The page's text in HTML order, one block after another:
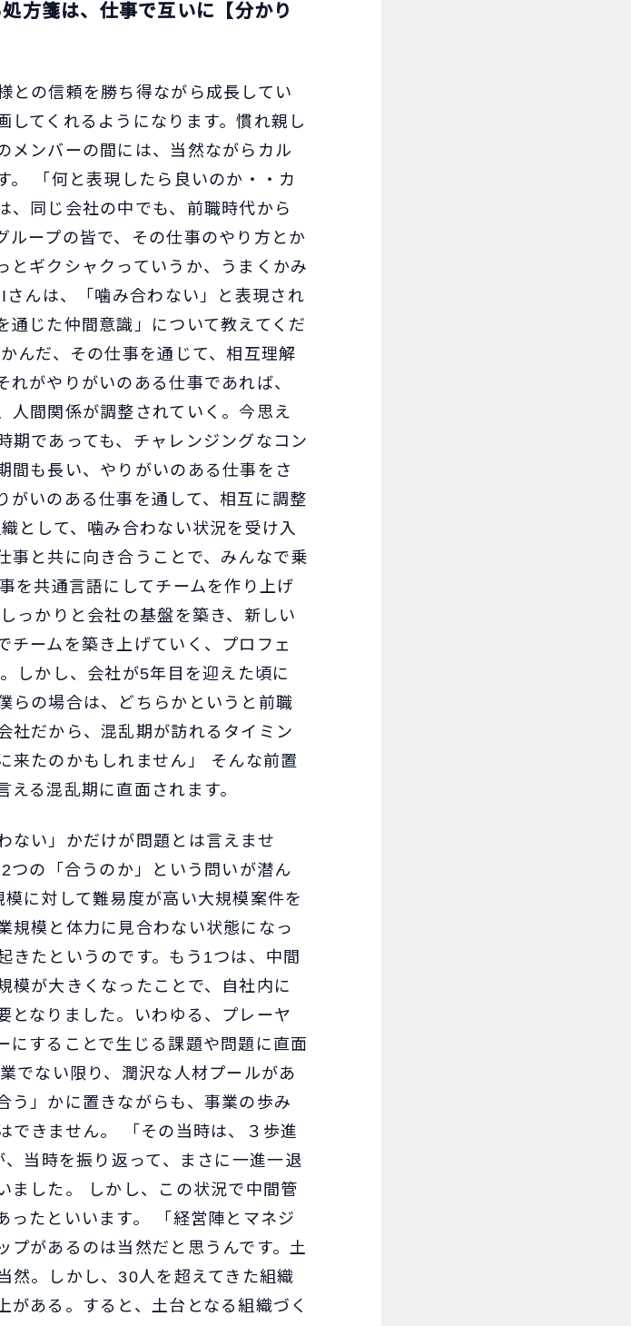
事一覧
方箋は、仕事で互いに【分かり
との信頼を勝ち得ながら成長してい
してくれるようになります。慣れ親し
メンバーの間には、当然ながらカル
。 「何と表現したら良いのか・・カ
、同じ会社の中でも、前職時代から
ループの皆で、その仕事のやり方とか
とギクシャクっていうか、うまくかみ
んは、「噛み合わない」と表現され
通じた仲間意識」について教えてくだ
んだ、その仕事を通じて、相互理解
がやりがいのある仕事であれば、
人間関係が調整されていく。今思え
期であっても、チャレンジングなコン
間も長い、やりがいのある仕事をさ
がいのある仕事を通して、相互に調整
として、噛み合わない状況を受け入
事と共に向き合うことで、みんなで乗
を共通言語にしてチームを作り上げ
っかりと会社の基盤を築き、新しい
チームを築き上げていく、プロフェ
しかし、会社が5年目を迎えた頃に
らの場合は、どちらかというと前職
社だから、混乱期が訪れるタイミン
来たのかもしれません」 そんな前置
る混乱期に直面されます。
ない」かだけが問題とは言えませ
つの「合うのか」という問いが潜ん
に対して難易度が高い大規模案件を
規模と体力に見合わない状態になっ
きたというのです。もう1つは、中間
模が大きくなったことで、自社内に
となりました。いわゆる、プレーヤ
にすることで生じる課題や問題に直面
でない限り、潤沢な人材プールがあ
う」かに置きながらも、事業の歩み
できません。 「その当時は、３歩進
当時を振り返って、まさに一進一退
ました。 しかし、この状況で中間管
ったといいます。 「経営陣とマネジ
プがあるのは当然だと思うんです。土
然。しかし、30人を超えてきた組織
ある。すると、土台となる組織づく